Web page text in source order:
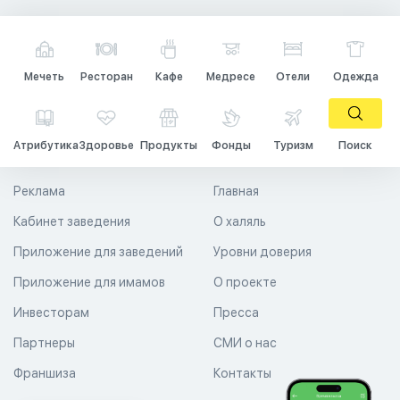
Мечеть Ресторан Кафе Медресе Отели Одежда
АтрибутикаЗдоровье Продукты Фонды Туризм Поиск
Главная
О халяль
Уровни доверия
Реклама
Кабинет заведения
Приложение для заведений
Приложение для имамов О проекте
Пресса
СМИ о нас
Контакты
Инвесторам
Партнеры
Франшиза